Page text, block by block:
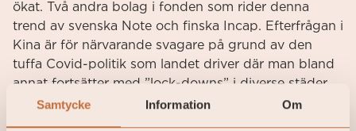
Samtycke Information Om
ökat. Två andra bolag i fonden som rider denna
trend av svenska Note och finska Incap. Efterfrågan i
Kina är för närvarande svagare på grund av den
tuffa Covid-politik som landet driver där man bland
annat fortsätter med ”lock-downs” i diverse städer.
10–10 bolag